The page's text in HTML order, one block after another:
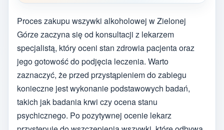
Proces zakupu wszywki alkoholowej w Zielonej
Górze zaczyna się od konsultacji z lekarzem
specjalistą, który oceni stan zdrowia pacjenta oraz
jego gotowość do podjęcia leczenia. Warto
zaznaczyć, że przed przystąpieniem do zabiegu
konieczne jest wykonanie podstawowych badań,
takich jak badania krwi czy ocena stanu
psychicznego. Po pozytywnej ocenie lekarz